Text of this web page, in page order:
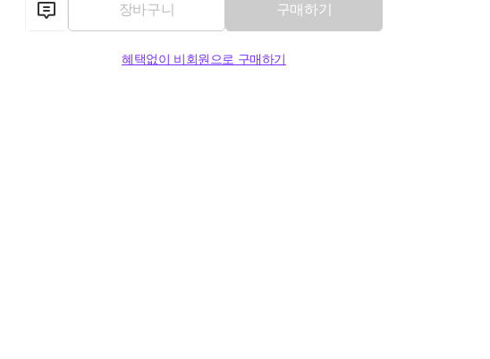
장바구니 구매하기
혜택없이 비회원으로 구매하기